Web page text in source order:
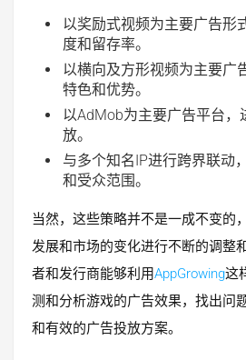
以奖励式视频为主要广告形
度和留存率。
以横向及方形视频为主要广
特色和优势。
以AdMob为主要广告平台，
放。
与多个知名IP进行跨界联动
和受众范围。
当然，这些策略并不是一成不变的
发展和市场的变化进行不断的调整
者和发行商能够利用AppGrowing这
测和分析游戏的广告效果，找出问
和有效的广告投放方案。